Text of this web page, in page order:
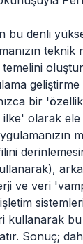
bu denli
teknik
temelini
bir
olarak ele
ve veri
kullanarak bu
Sonuç;